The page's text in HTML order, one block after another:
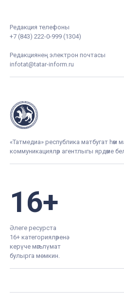
Редакция телефоны
+7 (843) 222-0-999 (1304)
Редакциянең электрон почтасы
infotat@tatar-inform.ru
«Татмедиа» республика матбугат һәм
коммуникацияләр агентлыгы ярдәме
16+
Әлеге ресурста
16+ категорияләренә
керүче мәгълүмат
булырга мөмкин.